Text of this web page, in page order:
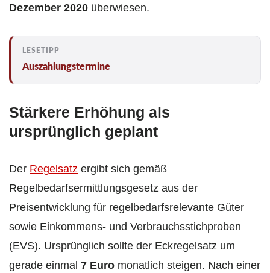
Dezember 2020 überwiesen.
Auszahlungstermine
Stärkere Erhöhung als
ursprünglich geplant
Der Regelsatz ergibt sich gemäß
Regelbedarfsermittlungsgesetz aus der
Preisentwicklung für regelbedarfsrelevante Güter
sowie Einkommens- und Verbrauchsstichproben
(EVS). Ursprünglich sollte der Eckregelsatz um
gerade einmal 7 Euro monatlich steigen. Nach einer